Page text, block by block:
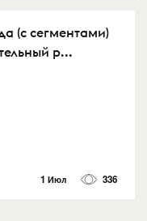
(с сегментами)
р...
1 Июл 336